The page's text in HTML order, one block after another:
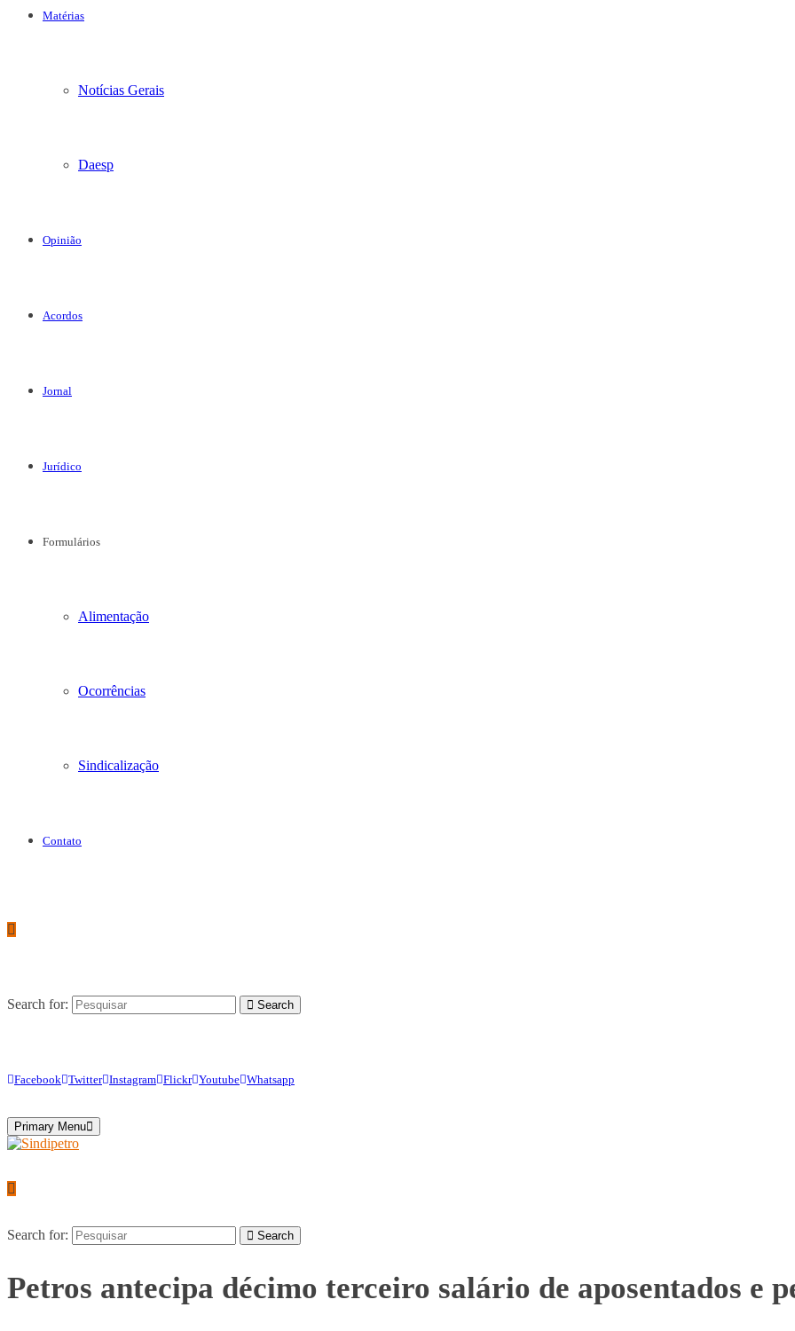
Matérias
Notícias Gerais
Daesp
Opinião
Acordos
Jornal
Jurídico
Formulários
Alimentação
Ocorrências
Sindicalização
Contato
Search for: Search
Facebook Twitter Instagram Flickr Youtube Whatsapp
Primary Menu
Search for: Search
Petros antecipa décimo terceiro salário de aposentados e